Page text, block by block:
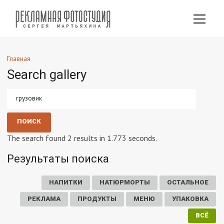
Главная
Search gallery
The search found 2 results in 1.773 seconds.
Результаты поиска
ОСТАЛЬНОЕ
НАТЮРМОРТЫ
НАПИТКИ
УПАКОВКА
МЕНЮ
ПРОДУКТЫ
РЕКЛАМА
ВСЁ